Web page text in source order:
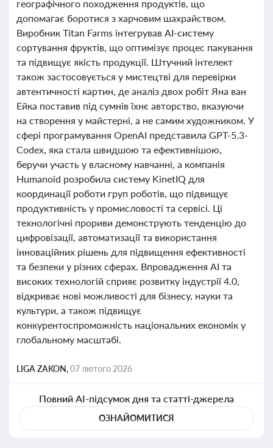
географічного походження продуктів, що
допомагає боротися з харчовим шахрайством.
Виробник Titan Farms інтегрував AI-систему
сортування фруктів, що оптимізує процес пакування
та підвищує якість продукції. Штучний інтелект
також застосовується у мистецтві для перевірки
автентичності картин, де аналіз двох робіт Яна ван
Ейка поставив під сумнів їхнє авторство, вказуючи
на створення у майстерні, а не самим художником. У
сфері програмування OpenAI представила GPT-5.3-
Codex, яка стала швидшою та ефективнішою,
беручи участь у власному навчанні, а компанія
Humanoid розробила систему KinetIQ для
координації роботи груп роботів, що підвищує
продуктивність у промисловості та сервісі. Ці
технологічні прориви демонструють тенденцію до
цифровізації, автоматизації та використання
інноваційних рішень для підвищення ефективності
та безпеки у різних сферах. Впровадження AI та
високих технологій сприяє розвитку індустрії 4.0,
відкриває нові можливості для бізнесу, науки та
культури, а також підвищує
конкурентоспроможність національних економік у
глобальному масштабі.
LIGA ZAKON,07 лютого 2026
Повний AI-підсумок дня та статті-джерела
ОЗНАЙОМИТИСЯ